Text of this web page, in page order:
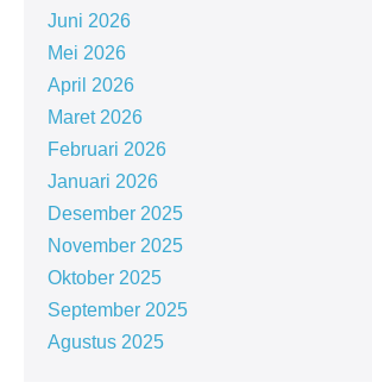
Juni 2026
Mei 2026
April 2026
Maret 2026
Februari 2026
Januari 2026
Desember 2025
November 2025
Oktober 2025
September 2025
Agustus 2025